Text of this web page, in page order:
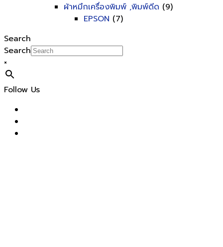
ผ้าหมึกเครื่องพิมพ์ ,พิมพ์ดีด (9)
EPSON (7)
Search
Search
×
Follow Us